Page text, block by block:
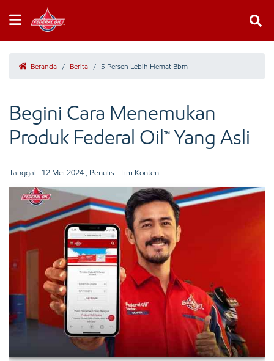
Beranda / Berita / 5 Persen Lebih Hemat Bbm
Begini Cara Menemukan
Produk Federal Oil™ Yang Asli
Tanggal : 12 Mei 2024 , Penulis : Tim Konten